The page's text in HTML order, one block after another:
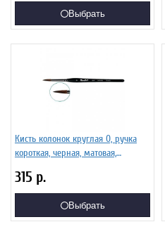
Выбрать
Кисть колонок круглая 0, ручка
короткая, черная, матовая,
315 р.
Выбрать